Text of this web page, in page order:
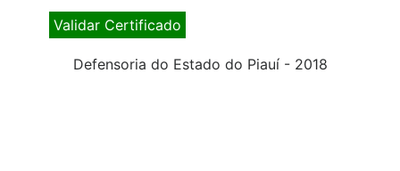
Validar Certificado
Defensoria do Estado do Piauí - 2018